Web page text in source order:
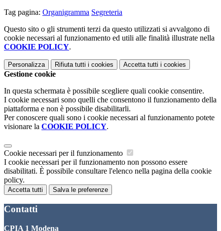
Tag pagina: Organigramma Segreteria
Questo sito o gli strumenti terzi da questo utilizzati si avvalgono di
cookie necessari al funzionamento ed utili alle finalità illustrate nella
COOKIE POLICY.
Personalizza Rifiuta tutti i cookies Accetta tutti i cookies
Gestione cookie
In questa schermata è possibile scegliere quali cookie consentire.
I cookie necessari sono quelli che consentono il funzionamento della
piattaforma e non è possibile disabilitarli.
Per conoscere quali sono i cookie necessari al funzionamento potete
visionare la COOKIE POLICY.
Cookie necessari per il funzionamento
I cookie necessari per il funzionamento non possono essere
disabilitati. È possibile consultare l'elenco nella pagina della cookie
policy.
Accetta tutti Salva le preferenze
Contatti
CPIA 1 Modena